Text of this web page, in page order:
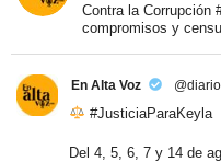
Contra la Corrupción
compromisos y
En Alta Voz
#JusticiaParaKeyla
Del 4, 5, 6, 7 y 14 de